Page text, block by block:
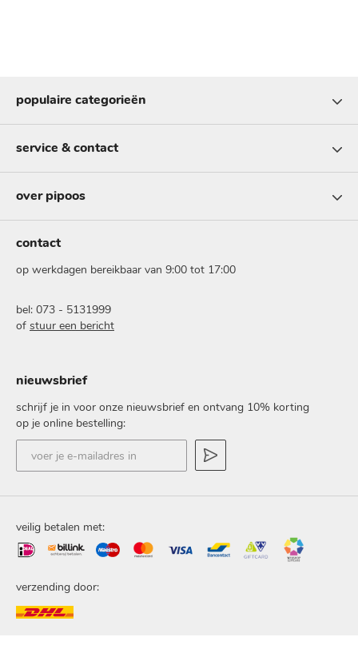
contact
op werkdagen bereikbaar van 9:00 tot 17:00
bel: 073 - 5131999
of stuur een bericht
nieuwsbrief
schrijf je in voor onze nieuwsbrief en ontvang 10% korting
op je online bestelling:
mailadres
populaire categorieën
service & contact
over pipoos
veilig betalen met:
verzending door: